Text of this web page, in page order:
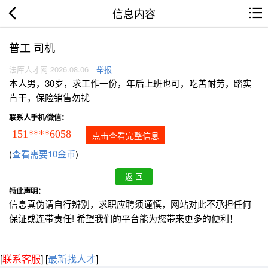
信息内容
普工 司机
法库人才网 2026.08.06 举报
本人男，30岁，求工作一份，年后上班也可，吃苦耐劳，踏实
肯干，保险销售勿扰
联系人手机/微信：
151****6058 点击查看完整信息
(查看需要10金币)
特此声明：
信息真伪请自行辨别，求职应聘须谨慎，网站对此不承担任何
保证或连带责任! 希望我们的平台能为您带来更多的便利！
[联系客服] [最新找人才]